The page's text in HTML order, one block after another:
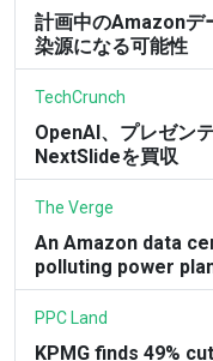
計画中のAmazonデ
染源になる可能性
TechCrunch
OpenAI、プレゼン
NextSlideを買収
The Verge
An Amazon data
polluting power
PPC Land
KPMG finds 49%